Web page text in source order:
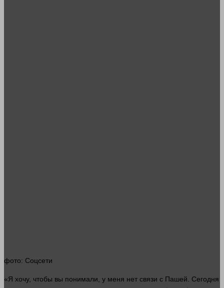
фото: Соцсети
«Я хочу, чтобы вы понимали, у меня нет связи с Пашей. Сегодня